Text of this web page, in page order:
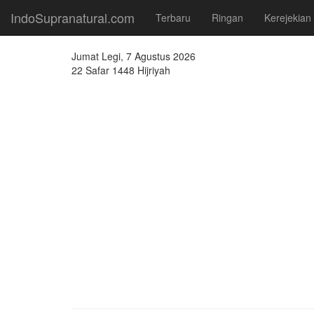
IndoSupranatural.com Terbaru Ringan Kerejekian
Jumat Legi, 7 Agustus 2026
22 Safar 1448 Hijriyah